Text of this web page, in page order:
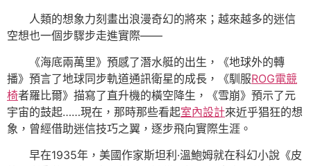
人類的想象力刻畫出浪漫奇幻的將來；越來越多的迷信
空想也一個步驟步走進實際——
《海底兩萬里》預感了潛水艇的出生，《地球外的轉
播》預言了地球同步軌道通訊衛星的成長，《馴服ROG電競
椅者羅比爾》描寫了直升機的橫空降生，《雪崩》預示了元
宇宙的鼓起……現在，那時那些看起室內設計來近乎猖狂的想
象，曾經借助迷信技巧之翼，逐步飛向實際生涯。
早在1935年，美國作家斯坦利·溫鮑姆就在科幻小說《皮